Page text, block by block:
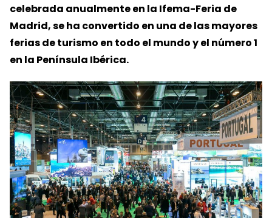
celebrada anualmente en la Ifema-Feria de
Madrid, se ha convertido en una de las mayores
ferias de turismo en todo el mundo y el número 1
en la Península Ibérica.